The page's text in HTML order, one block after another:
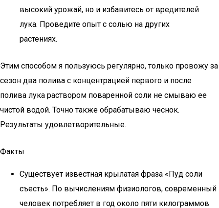
высокий урожай, но и избавитесь от вредителей
лука. Проведите опыт с солью на других
растениях.
Этим способом я пользуюсь регулярно, только провожу за
сезон два полива с концентрацией первого и после
полива лука раствором поваренной соли не смываю ее
чистой водой. Точно также обрабатываю чеснок.
Результаты удовлетворительные.
Факты
Существует известная крылатая фраза «Пуд соли
съесть». По вычислениям физиологов, современный
человек потребляет в год около пяти килограммов